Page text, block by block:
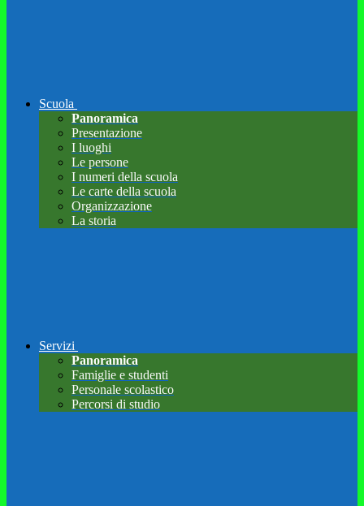
Scuola
Panoramica
Presentazione
I luoghi
Le persone
I numeri della scuola
Le carte della scuola
Organizzazione
La storia
Servizi
Panoramica
Famiglie e studenti
Personale scolastico
Percorsi di studio